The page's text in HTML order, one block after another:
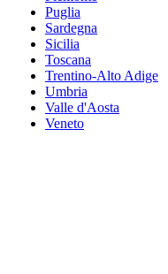
Puglia
Sardegna
Sicilia
Toscana
Trentino-Alto Adige
Umbria
Valle d'Aosta
Veneto